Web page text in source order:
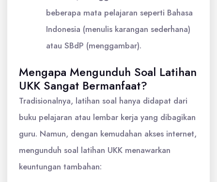
beberapa mata pelajaran seperti Bahasa
Indonesia (menulis karangan sederhana)
atau SBdP (menggambar).
Mengapa Mengunduh Soal Latihan
UKK Sangat Bermanfaat?
Tradisionalnya, latihan soal hanya didapat dari
buku pelajaran atau lembar kerja yang dibagikan
guru. Namun, dengan kemudahan akses internet,
mengunduh soal latihan UKK menawarkan
keuntungan tambahan: